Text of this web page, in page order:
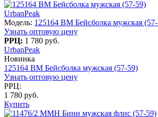
UrbanPeak
Модель: 125164 BM Бейсболка мужская
Узнать оптовую цену
РРЦ: 1 780 руб.
UrbanPeak
Новинка
125164 BM Бейсболка мужская (57-59)
Узнать оптовую цену
РРЦ:
1 780 руб.
Купить